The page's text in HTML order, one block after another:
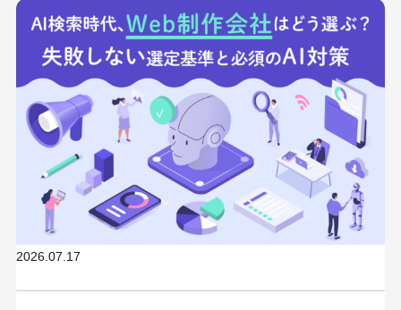
2026.07.17